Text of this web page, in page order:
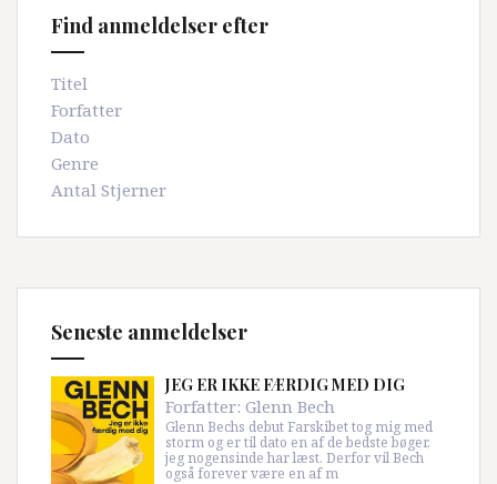
Find anmeldelser efter
Titel
Forfatter
Dato
Genre
Antal Stjerner
Seneste anmeldelser
JEG ER IKKE FÆRDIG MED DIG
Forfatter: Glenn Bech
Glenn Bechs debut Farskibet tog mig med
storm og er til dato en af de bedste bøger,
jeg nogensinde har læst. Derfor vil Bech
også forever være en af m